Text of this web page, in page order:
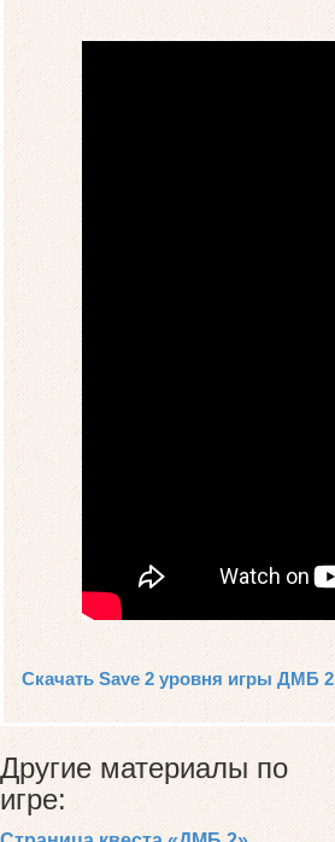
Скачать Save 2 уровня игры ДМБ 2
Другие материалы по
игре: